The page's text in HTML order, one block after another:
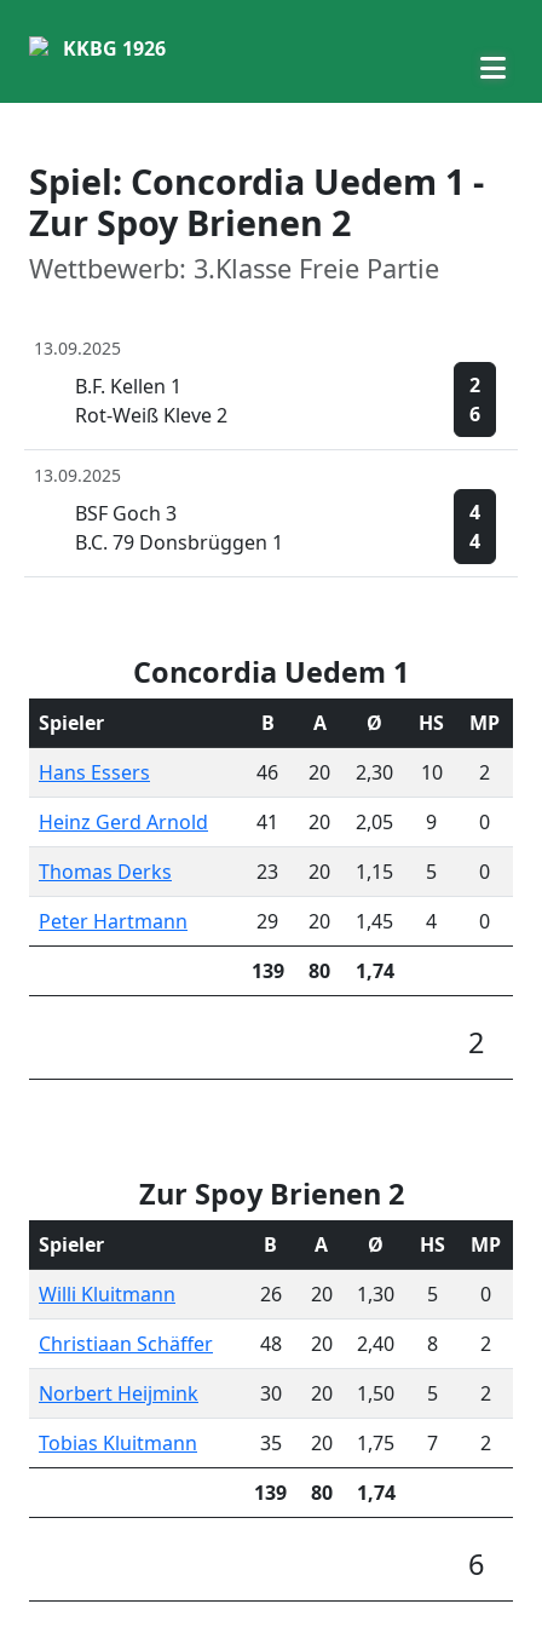
KKBG 1926
Spiel: Concordia Uedem 1 -
Zur Spoy Brienen 2
Wettbewerb: 3.Klasse Freie Partie
13.09.2025
B.F. Kellen 1
Rot-Weiß Kleve 2
2
6
13.09.2025
BSF Goch 3
B.C. 79 Donsbrüggen 1
4
4
Concordia Uedem 1
Spieler B A Ø HS
MP
Hans Essers
46 20 2,30 10
2
Heinz Gerd Arnold
41 20 2,05 9
0
Thomas Derks
23 20 1,15 5
0
Peter Hartmann
29 20 1,45 4
0
139
80 1,74
2
Zur Spoy Brienen 2
Spieler B A Ø HS
MP
Willi Kluitmann
26 20 1,30 5
0
Christiaan Schäffer
48 20 2,40 8
2
Norbert Heijmink
30 20 1,50 5
2
Tobias Kluitmann
35 20 1,75 7
2
139
80 1,74
6